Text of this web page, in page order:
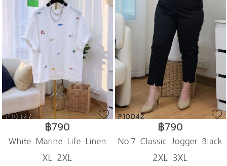
P10327
฿790
White Marine Life Linen
Blend
XL 2XL
P10042
฿790
No.7 Classic Jogger Black
Pant
2XL 3XL